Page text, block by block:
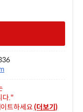
다."
트하세요 (더보기)